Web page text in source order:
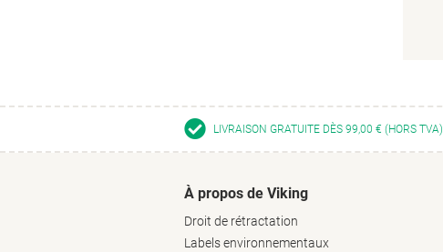
LIVRAISON GRATUITE DÈS 99,00 € (HORS TVA)
À propos de Viking
Droit de rétractation
Labels environnementaux